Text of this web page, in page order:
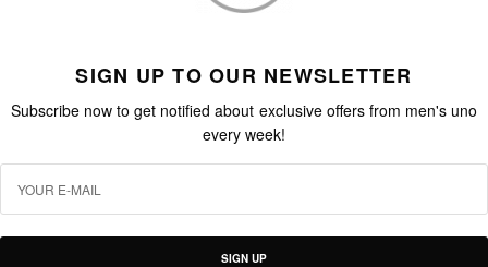
SIGN UP TO OUR NEWSLETTER
Subscribe now to get notified about exclusive offers from men's uno
every week!
SIGN UP